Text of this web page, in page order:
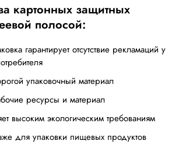
картонных защитных
полосой:
гарантирует отсутствие рекламаций у
упаковочный материал
ресурсы и материал
высоким экологическим требованиям
для упаковки пищевых продуктов